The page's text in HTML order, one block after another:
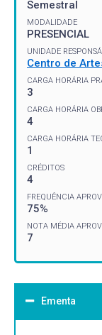
Semestral
MODALIDADE
PRESENCIAL
UNIDADE
Centro de
CARGA HORÁRIA
3
CARGA HORÁRIA
4
CARGA HORÁRIA
1
CRÉDITOS
4
FREQUÊNCIA
75%
NOTA MÉDIA
7
Ementa